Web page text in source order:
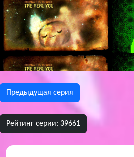
Предыдущая сeрия
Рейтинг серии: 39661